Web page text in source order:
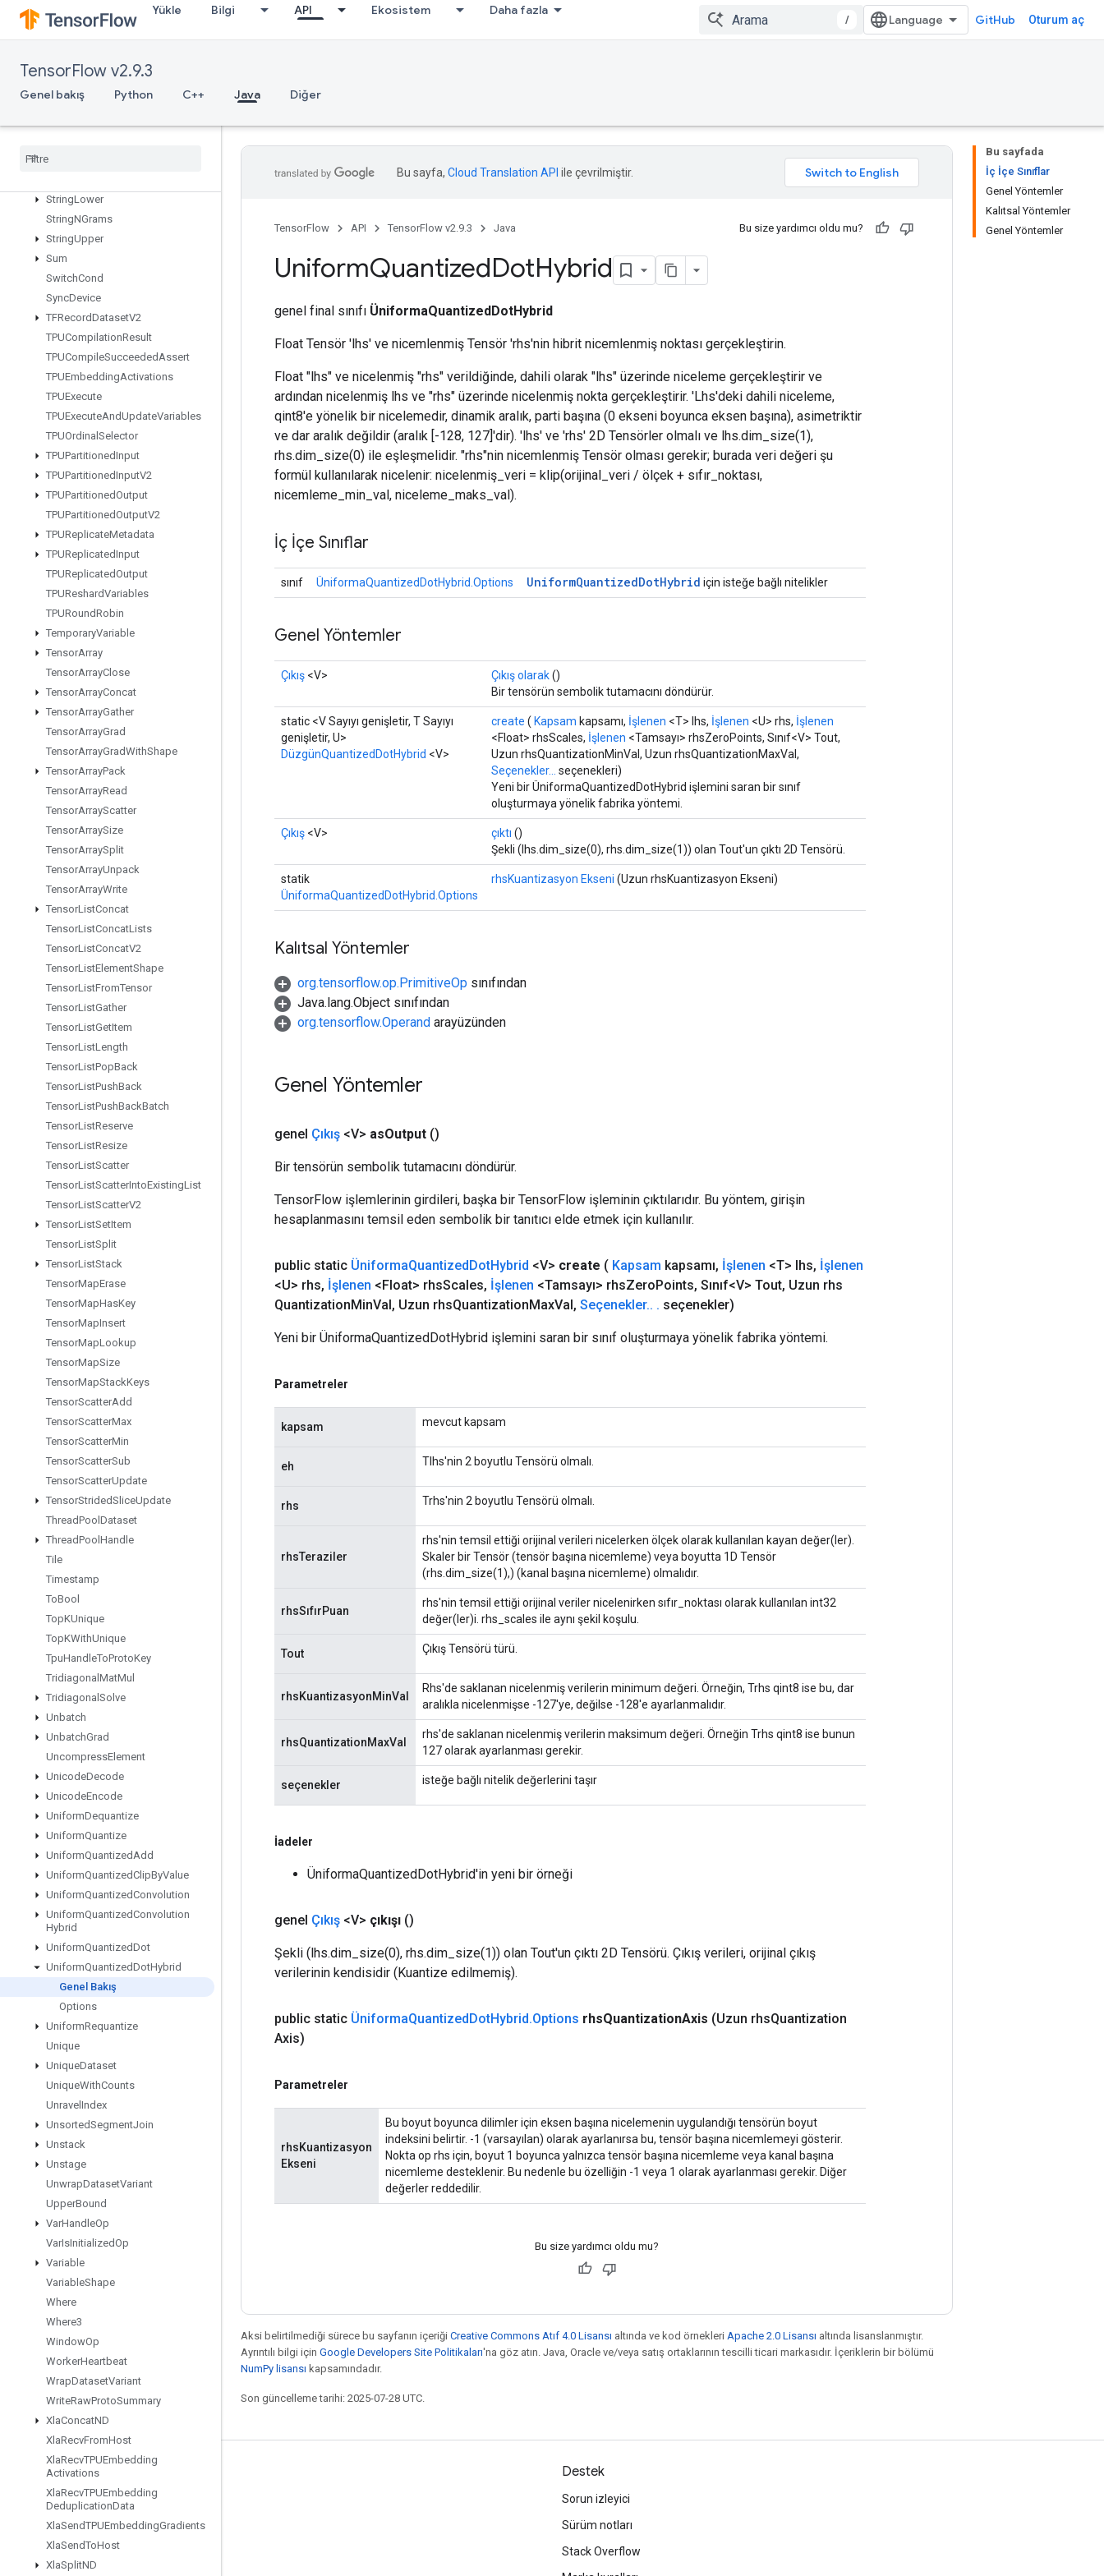
Yükle Bilgi API Ekosistem Daha fazla
/ GitHub Oturum aç
TensorFlow v2.9.3
Genel bakış Python C++ Java Diğer
StatelessTruncatedNormalV2
StatsAggregatorSetSummaryWrit
StochasticCastToInt
Strided
StringLower
StringNGrams
StringUpper
Sum
SwitchCond
SyncDevice
TFRecordDatasetV2
TPUCompilationResult
TPUCompileSucceededAssert
TPUEmbeddingActivations
TPUExecute
TPUExecuteAndUpdateVariables
TPUOrdinal Selector
TPUPartitionedInput
TPUPartitionedInputV2
TPUPartitionedOutput
TPUPartitionedOutputV2
TPUReplicateMetadata
TPUReplicatedInput
TPUReplicatedOutput
TPUReshardVariables
TPURoundRobin
TemporaryVariable
TensorArray
TensorArrayClose
TensorArrayConcat
TensorArrayGather
TensorArrayGrad
TensorArrayGradWithShape
TensorArrayPack
TensorArrayRead
TensorArrayScatter
TensorArraySize
TensorArraySplit
TensorArrayUnpack
TensorArrayWrite
TensorListConcat
TensorListConcatLists
TensorListConcatV2
TensorListElementShape
TensorListFromTensor
TensorListGather
TensorListGetItem
TensorListLength
TensorListPopBack
TensorListPushBack
TensorListPushBackBatch
TensorListReserve
TensorListResize
TensorListScatter
TensorListScatterIntoExistingList
TensorListScatterV2
TensorListSetItem
TensorListSplit
TensorListStack
TensorMapErase
TensorMapHasKey
TensorMapInsert
TensorMapLookup
TensorMapSize
TensorMapStackKeys
TensorScatterAdd
TensorScatterMax
TensorScatterMin
TensorScatterSub
TensorScatterUpdate
TensorStridedSliceUpdate
ThreadPool Dataset
ThreadPool Handle
Tile
Timestamp
ToBool
TopKUnique
TopKWithUnique
TpuHandleToProtoKey
Tridiagonal MatMul
Tridiagonal Solve
Unbatch
UnbatchGrad
UncompressElement
UnicodeDecode
UnicodeEncode
UniformDequantize
UniformQuantize
UniformQuantizedAdd
UniformQuantizedClipByValue
UniformQuantizedConvolution
UniformQuantizedConvolution
Hybrid
UniformQuantizedDot
UniformQuantizedDotHybrid
Genel Bakış
Options
UniformRequantize
Unique
UniqueDataset
UniqueWithCounts
Unravel Index
UnsortedSegmentJoin
Unstack
Unstage
UnwrapDatasetVariant
UpperBound
VarHandleOp
VarIsInitializedOp
Variable
VariableShape
Where
Where3
WindowOp
WorkerHeartbeat
WrapDatasetVariant
WriteRawProtoSummary
XlaConcatND
XlaRecvFromHost
XlaRecvTPUEmbedding
Activations
XlaRecvTPUEmbedding
DeduplicationData
XlaSendTPUEmbeddingGradients
XlaSendToHost
XlaSplitND
Bu sayfada
İç İçe Sınıflar
Genel Yöntemler
Kalıtsal Yöntemler
Genel Yöntemler
Bu sayfa, Cloud Translation API ile çevrilmiştir.
TensorFlow API TensorFlow v2.9.3 Java Bu size yardımcı oldu mu?
UniformQuantizedDotHybrid
genel final sınıfı ÜniformaQuantizedDotHybrid
Float Tensör 'lhs' ve nicemlenmiş Tensör 'rhs'nin hibrit nicemlenmiş noktası gerçekleştirin.
Float "lhs" ve nicelenmiş "rhs" verildiğinde, dahili olarak "lhs" üzerinde niceleme gerçekleştirir ve
ardından nicelenmiş lhs ve "rhs" üzerinde nicelenmiş nokta gerçekleştirir. 'Lhs'deki dahili niceleme,
qint8'e yönelik bir nicelemedir, dinamik aralık, parti başına (0 ekseni boyunca eksen başına), asimetriktir
ve dar aralık değildir (aralık [-128, 127]'dir). 'lhs' ve 'rhs' 2D Tensörler olmalı ve lhs.dim_size(1),
rhs.dim_size(0) ile eşleşmelidir. "rhs"nin nicemlenmiş Tensör olması gerekir; burada veri değeri şu
formül kullanılarak nicelenir: nicelenmiş_veri = klip(orijinal_veri / ölçek + sıfır_noktası,
nicemleme_min_val, niceleme_maks_val).
İç İçe Sınıflar
sınıf ÜniformaQuantizedDotHybrid.Options UniformQuantizedDotHybrid için isteğe bağlı nitelikler
Genel Yöntemler
Çıkış <V> Çıkış olarak()
Bir tensörün sembolik tutamacını döndürür.
static <V Sayıyı genişletir, T Sayıyı
genişletir, U>
DüzgünQuantizedDotHybrid <V>
create ( Kapsam kapsamı, İşlenen <T> lhs, İşlenen <U> rhs, İşlenen
<Float> rhsScales, İşlenen <Tamsayı> rhsZeroPoints, Sınıf<V> Tout,
Uzun rhsQuantizationMinVal, Uzun rhsQuantizationMaxVal,
Seçenekler...
seçenekleri)
Yeni bir ÜniformaQuantizedDotHybrid işlemini saran bir sınıf
oluşturmaya yönelik fabrika yöntemi.
Çıkış <V> çıktı ()
Şekli (lhs.dim_size(0), rhs.dim_size(1)) olan Tout'un çıktı 2D Tensörü.
statik
ÜniformaQuantizedDotHybrid.Options
rhsKuantizasyon Ekseni (Uzun rhsKuantizasyon Ekseni)
Kalıtsal Yöntemler
org.tensorflow.op.PrimitiveOp sınıfından
Java.lang.Object sınıfından
org.tensorflow.Operand arayüzünden
Genel Yöntemler
genel Çıkış <V> asOutput ()
Bir tensörün sembolik tutamacını döndürür.
TensorFlow işlemlerinin girdileri, başka bir TensorFlow işleminin çıktılarıdır. Bu yöntem, girişin
hesaplanmasını temsil eden sembolik bir tanıtıcı elde etmek için kullanılır.
public static ÜniformaQuantizedDotHybrid <V> create ( Kapsam kapsamı, İşlenen <T> lhs, İşlenen
<U> rhs, İşlenen <Float> rhsScales, İşlenen <Tamsayı> rhsZeroPoints, Sınıf<V> Tout, Uzun rhs
QuantizationMinVal, Uzun rhsQuantizationMaxVal, Seçenekler.. . seçenekler)
Yeni bir ÜniformaQuantizedDotHybrid işlemini saran bir sınıf oluşturmaya yönelik fabrika yöntemi.
Parametreler
kapsam mevcut kapsam
eh Tlhs'nin 2 boyutlu Tensörü olmalı.
rhs Trhs'nin 2 boyutlu Tensörü olmalı.
rhsTeraziler
rhs'nin temsil ettiği orijinal verileri nicelerken ölçek olarak kullanılan kayan değer(ler).
Skaler bir Tensör (tensör başına nicemleme) veya boyutta 1D Tensör
(rhs.dim_size(1),) (kanal başına nicemleme) olmalıdır.
rhsSıfırPuan
rhs'nin temsil ettiği orijinal veriler nicelenirken sıfır_noktası olarak kullanılan int32
değer(ler)i. rhs_scales ile aynı şekil koşulu.
Tout Çıkış Tensörü türü.
rhsKuantizasyonMinVal
Rhs'de saklanan nicelenmiş verilerin minimum değeri. Örneğin, Trhs qint8 ise bu, dar
aralıkla nicelenmişse -127'ye, değilse -128'e ayarlanmalıdır.
rhsQuantizationMaxVal
rhs'de saklanan nicelenmiş verilerin maksimum değeri. Örneğin Trhs qint8 ise bunun
127 olarak ayarlanması gerekir.
seçenekler isteğe bağlı nitelik değerlerini taşır
İadeler
ÜniformaQuantizedDotHybrid'in yeni bir örneği
genel Çıkış <V> çıkışı ()
Şekli (lhs.dim_size(0), rhs.dim_size(1)) olan Tout'un çıktı 2D Tensörü. Çıkış verileri, orijinal çıkış
verilerinin kendisidir (Kuantize edilmemiş).
public static ÜniformaQuantizedDotHybrid.Options rhsQuantizationAxis (Uzun rhsQuantization
Axis)
Parametreler
rhsKuantizasyon
Ekseni
Bu boyut boyunca dilimler için eksen başına nicelemenin uygulandığı tensörün boyut
indeksini belirtir. -1 (varsayılan) olarak ayarlanırsa bu, tensör başına nicemlemeyi gösterir.
Nokta op rhs için, boyut 1 boyunca yalnızca tensör başına nicemleme veya kanal başına
nicemleme desteklenir. Bu nedenle bu özelliğin -1 veya 1 olarak ayarlanması gerekir. Diğer
değerler reddedilir.
Bu size yardımcı oldu mu?
Aksi belirtilmediği sürece bu sayfanın içeriği Creative Commons Atıf 4.0 Lisansı altında ve kod örnekleri Apache 2.0 Lisansı altında lisanslanmıştır.
Ayrıntılı bilgi için Google Developers Site Politikaları'na göz atın. Java, Oracle ve/veya satış ortaklarının tescilli ticari markasıdır. İçeriklerin bir bölümü
NumPy lisansı kapsamındadır.
Son güncelleme tarihi: 2025-07-28 UTC.
Bağlı kalma
Forum
GitHub
Destek
Sorun izleyici
Sürüm notları
Stack Overflow